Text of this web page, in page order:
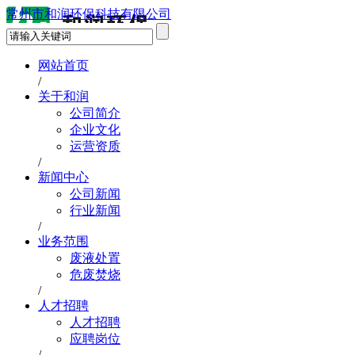
常州市和润环保科技有限公司
网站首页
/
关于和润
公司简介
企业文化
运营资质
/
新闻中心
公司新闻
行业新闻
/
业务范围
废液处置
危废焚烧
/
人才招聘
人才招聘
应聘岗位